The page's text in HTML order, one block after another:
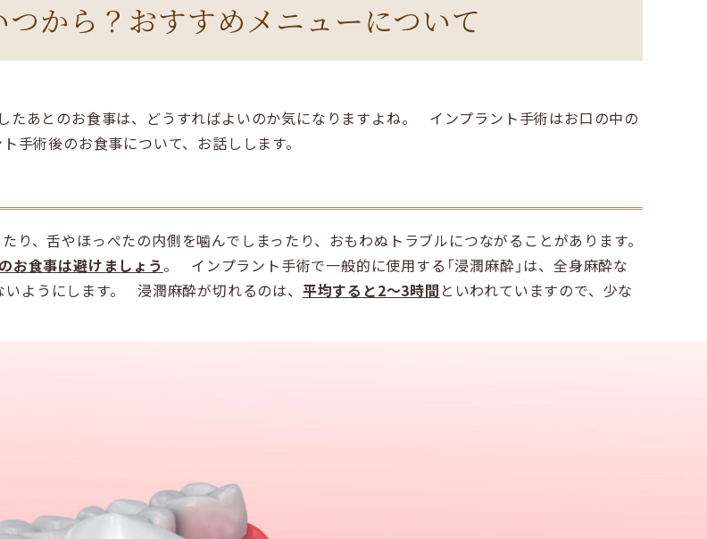
入れ歯治療
訪問歯科診療
から？おすすめメニューについて
あとのお食事は、どうすればよいのか気になりますよね。 インプラント手術はお口の中の
手術後のお食事について、お話しします。
、舌やほっぺたの内側を噛んでしまったり、おもわぬトラブルにつながることがあります。
お食事は避けましょう 。 インプラント手術で一般的に使用する「浸潤麻酔」は、全身麻酔な
ようにします。 浸潤麻酔が切れるのは、 平均すると2〜3時間 といわれていますので、少な